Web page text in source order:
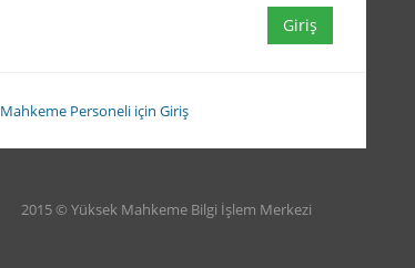
Mahkeme Personeli için Giriş
2015 © Yüksek Mahkeme Bilgi İşlem Merkezi